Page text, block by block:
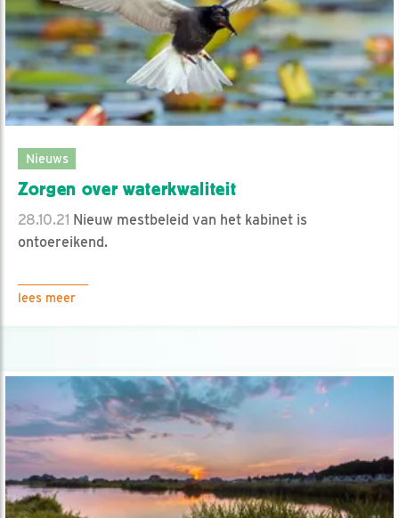
Nieuws
Zorgen over waterkwaliteit
28.10.21 Nieuw mestbeleid van het kabinet is
ontoereikend.
lees meer